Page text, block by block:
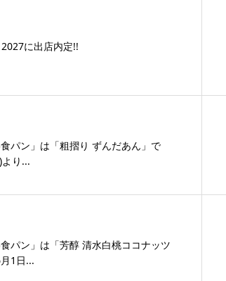
2027に出店内定!!
パン」は「粗摺り ずんだあん」で
り...
パン」は「芳醇 清水白桃ココナッツ
1日...